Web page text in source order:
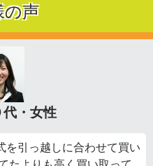
の声
・女性
を引っ越しに合わせて買い